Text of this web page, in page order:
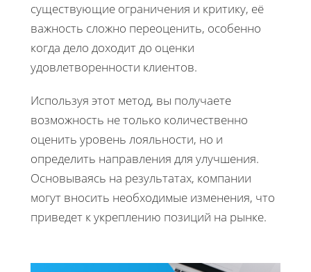
существующие ограничения и критику, её
важность сложно переоценить, особенно
когда дело доходит до оценки
удовлетворенности клиентов.
Используя этот метод, вы получаете
возможность не только количественно
оценить уровень лояльности, но и
определить направления для улучшения.
Основываясь на результатах, компании
могут вносить необходимые изменения, что
приведет к укреплению позиций на рынке.